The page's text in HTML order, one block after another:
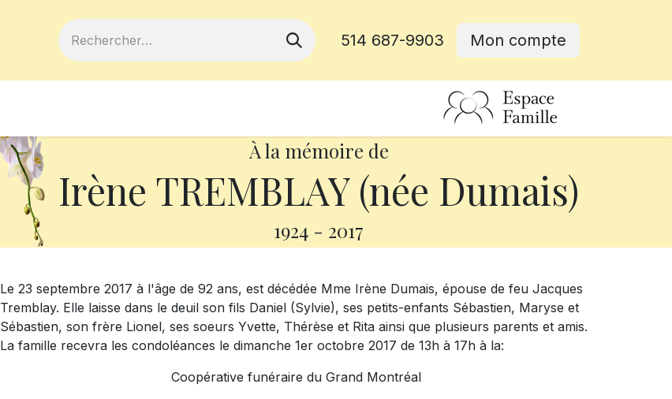
514 687-9903 Mon compte
À la mémoire de
Irène TREMBLAY (née Dumais)
1924 - 2017
Le 23 septembre 2017 à l'âge de 92 ans, est décédée Mme Irène Dumais, épouse de feu Jacques
Tremblay. Elle laisse dans le deuil son fils Daniel (Sylvie), ses petits-enfants Sébastien, Maryse et
Sébastien, son frère Lionel, ses soeurs Yvette, Thérèse et Rita ainsi que plusieurs parents et amis.
La famille recevra les condoléances le dimanche 1er octobre 2017 de 13h à 17h à la:
Coopérative funéraire du Grand Montréal